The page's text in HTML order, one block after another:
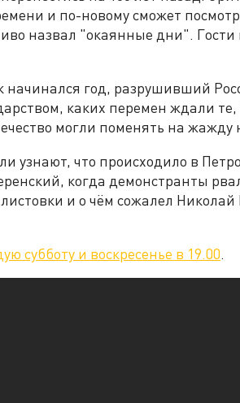
и по-новому сможет
назвал "окаянные дни". Гости
начинался год, разрушивший
каких перемен ждали те,
могли поменять на
узнают, что происходило в
когда демонстранты
и о чём сожалел
субботу и воскресенье в 19.00.